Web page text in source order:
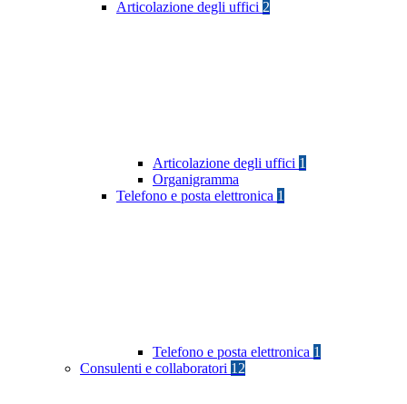
Articolazione degli uffici 2
Articolazione degli uffici 1
Organigramma
Telefono e posta elettronica 1
Telefono e posta elettronica 1
Consulenti e collaboratori 12